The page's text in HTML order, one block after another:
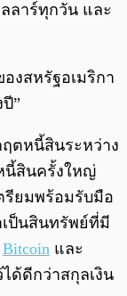
ลาร์ทุกวัน และ
งสหรัฐอเมริกา
”
ฤตหนี้สินระหว่าง
นี้สินครั้งใหญ่
รียมพร้อมรับมือ
ป็นสินทรัพย์ที่มี
Bitcoin และ
ด้ดีกว่าสกุลเงิน